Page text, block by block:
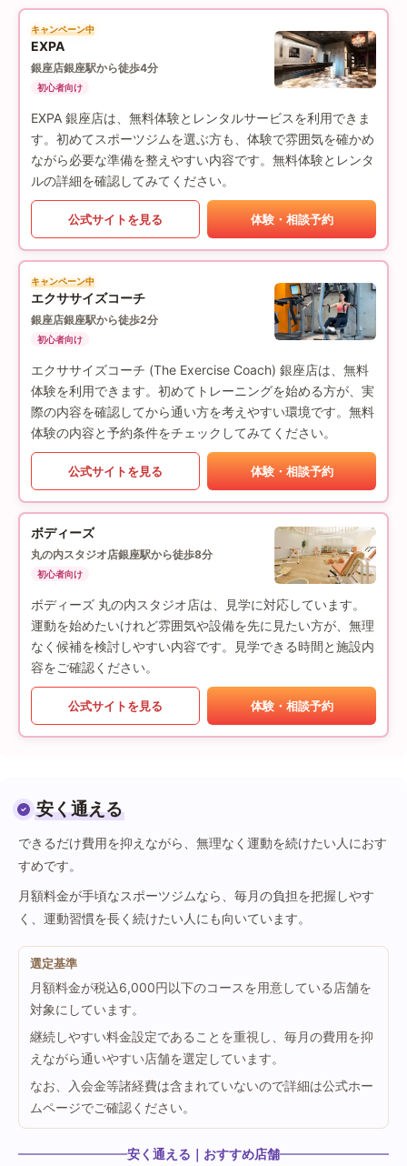
キャンペーン中
EXPA
銀座店銀座駅から徒歩4分
初心者向け
EXPA 銀座店は、無料体験とレンタルサービスを利用できま
す。初めてスポーツジムを選ぶ方も、体験で雰囲気を確かめ
ながら必要な準備を整えやすい内容です。無料体験とレンタ
ルの詳細を確認してみてください。
公式サイトを見る 体験・相談予約
キャンペーン中
エクササイズコーチ
銀座店銀座駅から徒歩2分
初心者向け
エクササイズコーチ (The Exercise Coach) 銀座店は、無料
体験を利用できます。初めてトレーニングを始める方が、実
際の内容を確認してから通い方を考えやすい環境です。無料
体験の内容と予約条件をチェックしてみてください。
公式サイトを見る 体験・相談予約
ボディーズ
丸の内スタジオ店銀座駅から徒歩8分
初心者向け
ボディーズ 丸の内スタジオ店は、見学に対応しています。
運動を始めたいけれど雰囲気や設備を先に見たい方が、無理
なく候補を検討しやすい内容です。見学できる時間と施設内
容をご確認ください。
公式サイトを見る 体験・相談予約
安く通える
できるだけ費用を抑えながら、無理なく運動を続けたい人におす
すめです。
月額料金が手頃なスポーツジムなら、毎月の負担を把握しやす
く、運動習慣を長く続けたい人にも向いています。
選定基準
月額料金が税込6,000円以下のコースを用意している店舗を
対象にしています。
継続しやすい料金設定であることを重視し、毎月の費用を抑
えながら通いやすい店舗を選定しています。
なお、入会金等諸経費は含まれていないので詳細は公式ホー
ムページでご確認ください。
安く通える｜おすすめ店舗